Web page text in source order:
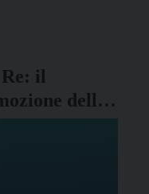
il
delle